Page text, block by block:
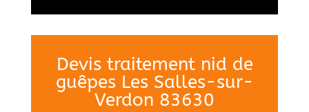
Devis traitement nid de
guêpes Les Salles-sur-
Verdon 83630